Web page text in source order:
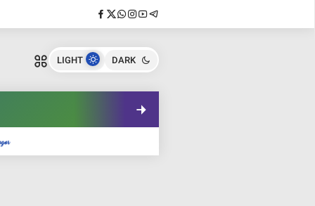
LIGHT DARK